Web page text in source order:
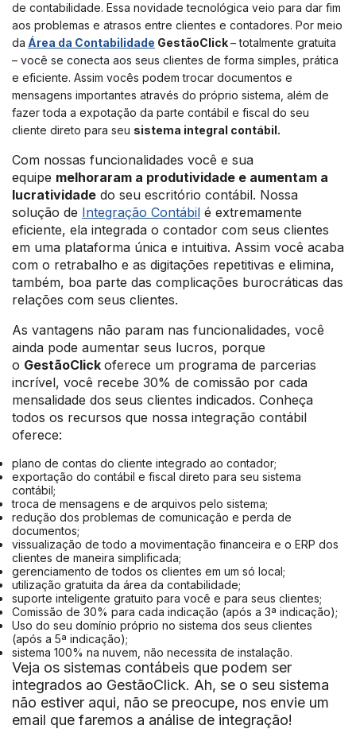
de contabilidade. Essa novidade tecnológica veio para dar fim
aos problemas e atrasos entre clientes e contadores. Por meio
da Área da Contabilidade GestãoClick– totalmente gratuita
– você se conecta aos seus clientes de forma simples, prática
e eficiente. Assim vocês podem trocar documentos e
mensagens importantes através do próprio sistema, além de
fazer toda a expotação da parte contábil e fiscal do seu
cliente direto para seu sistema integral contábil.
Com nossas funcionalidades você e sua
equipe melhoraram a produtividade e aumentam a
lucratividade do seu escritório contábil. Nossa
solução de Integração Contábil é extremamente
eficiente, ela integrada o contador com seus clientes
em uma plataforma única e intuitiva. Assim você acaba
com o retrabalho e as digitações repetitivas e elimina,
também, boa parte das complicações burocráticas das
relações com seus clientes.
As vantagens não param nas funcionalidades, você
ainda pode aumentar seus lucros, porque
o GestãoClick oferece um programa de parcerias
incrível, você recebe 30% de comissão por cada
mensalidade dos seus clientes indicados. Conheça
todos os recursos que nossa integração contábil
oferece:
plano de contas do cliente integrado ao contador;
exportação do contábil e fiscal direto para seu sistema
contábil;
troca de mensagens e de arquivos pelo sistema;
redução dos problemas de comunicação e perda de
documentos;
vissualização de todo a movimentação financeira e o ERP dos
clientes de maneira simplificada;
gerenciamento de todos os clientes em um só local;
utilização gratuita da área da contabilidade;
suporte inteligente gratuito para você e para seus clientes;
Comissão de 30% para cada indicação (após a 3ª indicação);
Uso do seu domínio próprio no sistema dos seus clientes
(após a 5ª indicação);
sistema 100% na nuvem, não necessita de instalação.
Veja os sistemas contábeis que podem ser
integrados ao GestãoClick. Ah, se o seu sistema
não estiver aqui, não se preocupe, nos envie um
email que faremos a análise de integração!